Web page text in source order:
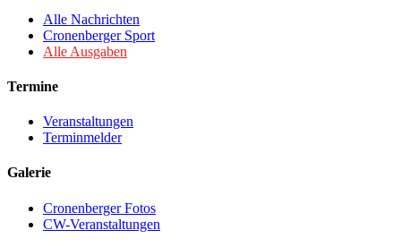
Alle Nachrichten
Cronenberger Sport
Alle Ausgaben
Termine
Veranstaltungen
Terminmelder
Galerie
Cronenberger Fotos
CW-Veranstaltungen